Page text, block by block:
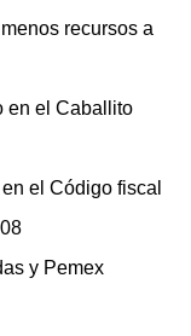
recursos a
en el Caballito
el Código fiscal
y Pemex